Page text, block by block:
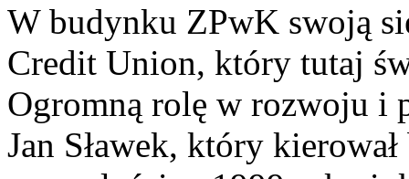
W budynku ZPwK swoją
Credit Union, który tutaj
Ogromną rolę w rozwoju i
Jan Sławek, który